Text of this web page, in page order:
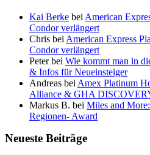
Kai Berke bei American
Condor verlängert
Chris bei American Express
Condor verlängert
Peterbei Wie kommt man in
& Infos für Neueinsteiger
Andreas bei Amex Platinum
Alliance & GHA
Markus B. bei Miles and
Regionen- Award
Neueste Beiträge